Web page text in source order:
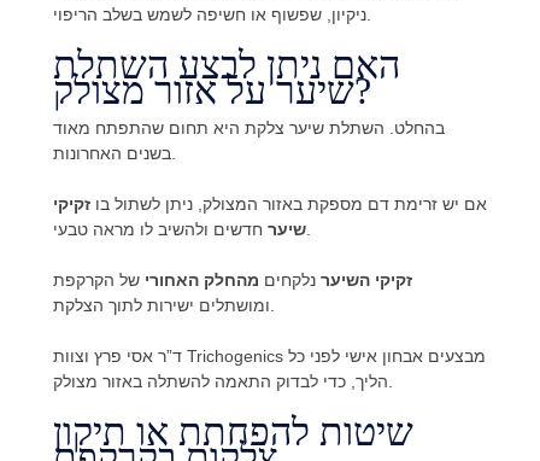
ניקיון, שפשוף או חשיפה לשמש בשלב הריפוי.
האם ניתן לבצע השתלת
שיער על אזור מצולק?
בהחלט. השתלת שיער צלקת היא תחום שהתפתח מאוד
בשנים האחרונות.
אם יש זרימת דם מספקת באזור המצולק, ניתן לשתול בוזקיקי
שיערחדשים ולהשיב לו מראה טבעי.
זקיקי השיער נלקחים מהחלק האחורי של הקרקפת
ומושתלים ישירות לתוך הצלקת.
ד”ר אסי פרץ וצוות Trichogenics מבצעים אבחון אישי לפני כל
הליך, כדי לבדוק התאמה להשתלה באזור מצולק.
שיטות להפחתת או תיקון